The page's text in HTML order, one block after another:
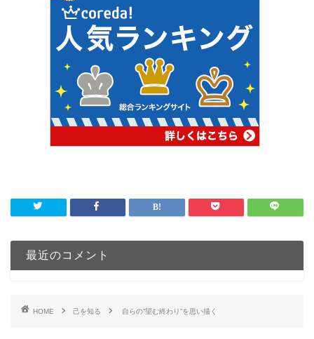
最近のコメント
HOME 己を知る 自らの“望む終わり”を思い描く